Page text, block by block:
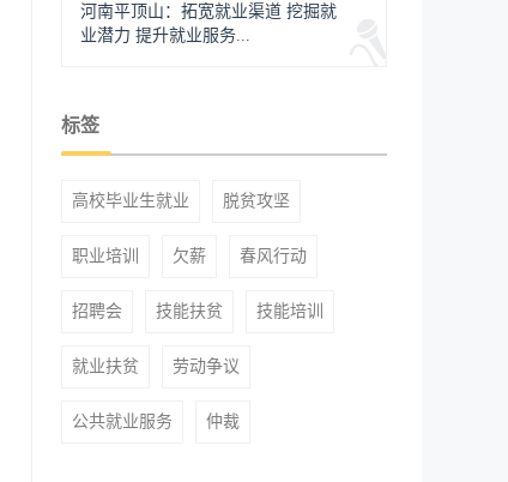
河南平顶山：拓宽就业渠道 挖掘就
业潜力 提升就业服务...
标签
高校毕业生就业 脱贫攻坚
职业培训 欠薪 春风行动
招聘会 技能扶贫 技能培训
就业扶贫 劳动争议
公共就业服务 仲裁